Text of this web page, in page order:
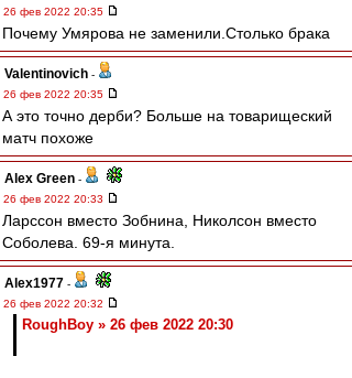
26 фев 2022 20:35
Почему Умярова не заменили.Столько брака
Valentinovich -
26 фев 2022 20:35
А это точно дерби? Больше на товарищеский
матч похоже
Alex Green -
26 фев 2022 20:33
Ларссон вместо Зобнина, Николсон вместо
Соболева. 69-я минута.
Alex1977 -
26 фев 2022 20:32
RoughBoy » 26 фев 2022 20:30